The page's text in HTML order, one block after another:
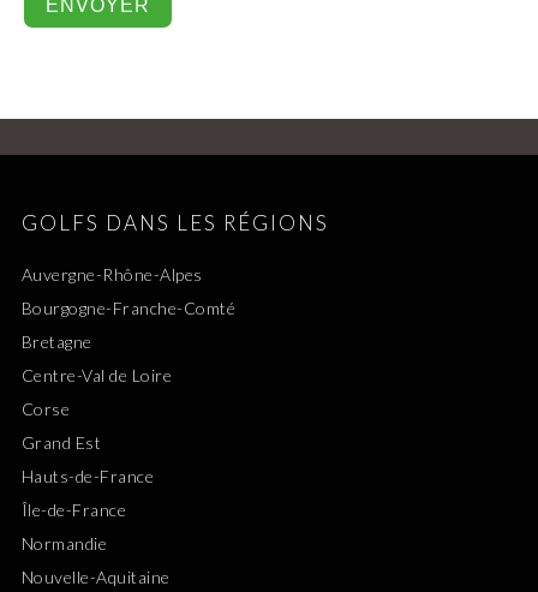
GOLFS DANS LES RÉGIONS
Auvergne-Rhône-Alpes
Bourgogne-Franche-Comté
Bretagne
Centre-Val de Loire
Corse
Grand Est
Hauts-de-France
Île-de-France
Normandie
Nouvelle-Aquitaine